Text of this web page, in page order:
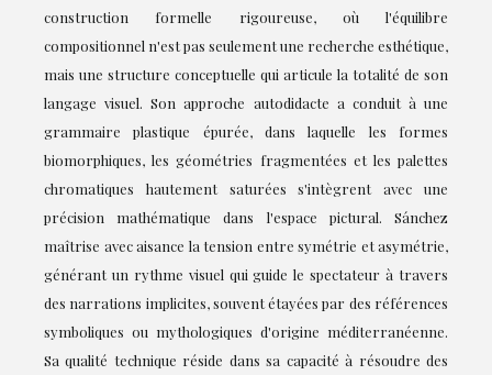
construction formelle rigoureuse, où l'équilibre
compositionnel n'est pas seulement une recherche esthétique,
mais une structure conceptuelle qui articule la totalité de son
langage visuel. Son approche autodidacte a conduit à une
grammaire plastique épurée, dans laquelle les formes
biomorphiques, les géométries fragmentées et les palettes
chromatiques hautement saturées s'intègrent avec une
précision mathématique dans l'espace pictural. Sánchez
maîtrise avec aisance la tension entre symétrie et asymétrie,
générant un rythme visuel qui guide le spectateur à travers
des narrations implicites, souvent étayées par des références
symboliques ou mythologiques d'origine méditerranéenne.
Sa qualité technique réside dans sa capacité à résoudre des